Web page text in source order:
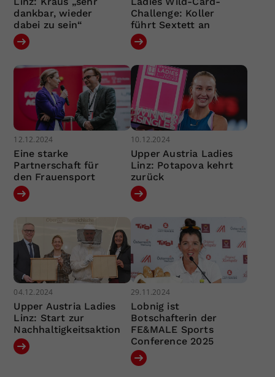
dankbar, wieder
dabei zu sein“
Challenge: Koller
führt Sextett an
12.12.2024
Eine starke
Partnerschaft für
den Frauensport
10.12.2024
Upper Austria Ladies
Linz: Potapova kehrt
zurück
04.12.2024
Upper Austria Ladies
Linz: Start zur
Nachhaltigkeitsaktion
29.11.2024
Lobnig ist
Botschafterin der
FE&MALE Sports
Conference 2025